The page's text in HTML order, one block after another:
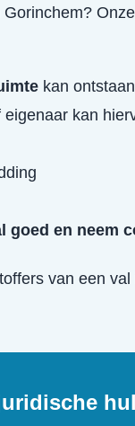
kan
kan
goed en neem
van een val